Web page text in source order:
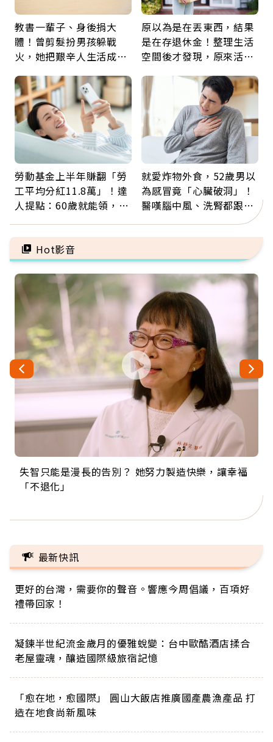
教書一輩子、身後捐大
體！曾剪髮扮男孩躲戰
火，她把艱辛人生活成風
福
原以為是在丟東西，結果
是在存退休金！整理生活
空間後才發現，原來活得
勞動基金上半年賺翻「勞
工平均分紅11.8萬」！達
人提點：60歲就能領，重
就愛炸物外食，52歲男以
為感冒竟「心臟破洞」！
醫嘆腦中風、洗腎都跟它
有關：4警訊是心臟在呼
救
Hot影音
失智只能是漫長的告別？ 她努力製造快樂，讓幸福
「不退化」
來自剛果的巧克力神父 為台灣奉獻36年 「台灣是我
的家，我連作夢都講台語！」
63歲卸矽谷副總、搬回台灣找快樂！「蛋黃哥小
丑」走進安養院，逗樂上萬爺奶：退休後才開始真
104歲打破金氏世界紀錄 成為全球最年長羽球選
手，分享長壽的秘密原來是「這個」
事業巔峰他選擇追夢…黑手阿伯拉小提琴還登上小
巨蛋！連CNN都大讚！
最新快訊
更好的台灣，需要你的聲音。響應今周倡議，百項好
禮帶回家！
凝鍊半世紀流金歲月的優雅蛻變：台中歐酷酒店揉合
老屋靈魂，釀造國際級旅宿記憶
「愈在地，愈國際」 圓山大飯店推廣國產農漁產品 打
造在地食尚新風味